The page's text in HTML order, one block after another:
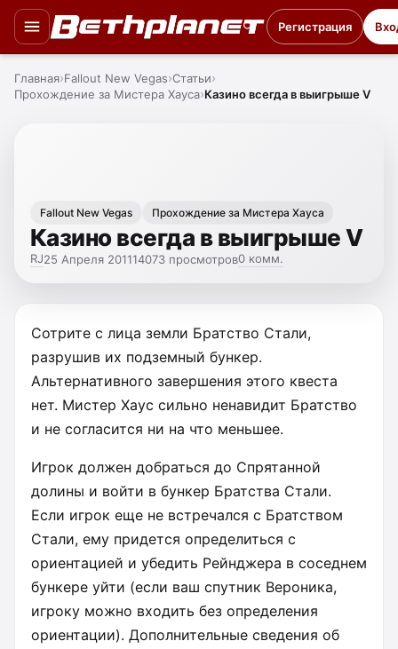
Регистрация
Главная Fallout New Vegas Статьи
Прохождение за Мистера Хауса Казино всегда в выигрыше V
Fallout New Vegas Прохождение за Мистера Хауса
Казино всегда в выигрыше V
RJ25 Апреля 201114073 просмотров0 комм.
Сотрите с лица земли Братство Стали,
разрушив их подземный бункер.
Альтернативного завершения этого квеста
нет. Мистер Хаус сильно ненавидит Братство
и не согласится ни на что меньшее.
Игрок должен добраться до Спрятанной
долины и войти в бункер Братства Стали.
Если игрок еще не встречался с Братством
Стали, ему придется определиться с
ориентацией и убедить Рейнджера в соседнем
бункере уйти (если ваш спутник Вероника,
игроку можно входить без определения
ориентации). Дополнительные сведения об